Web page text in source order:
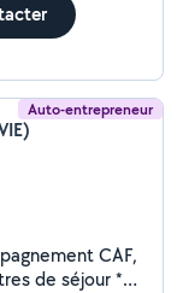
Auto-entrepreneur
CAF,
de séjour *